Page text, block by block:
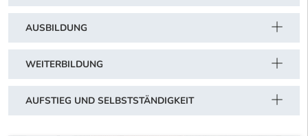
AUSBILDUNG
WEITERBILDUNG
AUFSTIEG UND SELBSTSTÄNDIGKEIT